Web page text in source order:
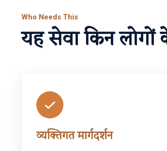
Who Needs This
यह सेवा किन लोगों
व्यक्तिगत मार्गदर्शन